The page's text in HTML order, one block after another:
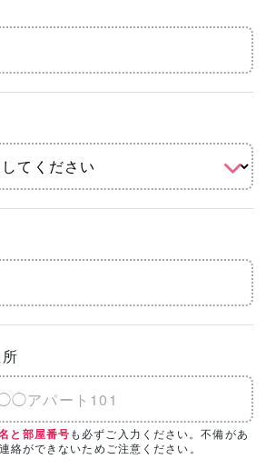
と部屋番号も必ずご入力ください。不備があ
絡ができないためご注意ください。